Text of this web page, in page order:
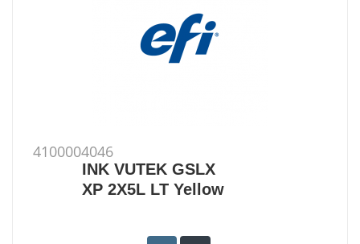
4100004046
INK VUTEK GSLX
XP 2X5L LT Yellow